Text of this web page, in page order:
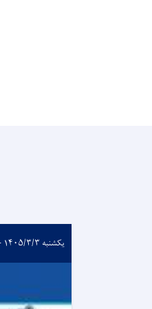
یکشنبه ۱۴۰۵/۳/۳ - ۱۳:۴۷